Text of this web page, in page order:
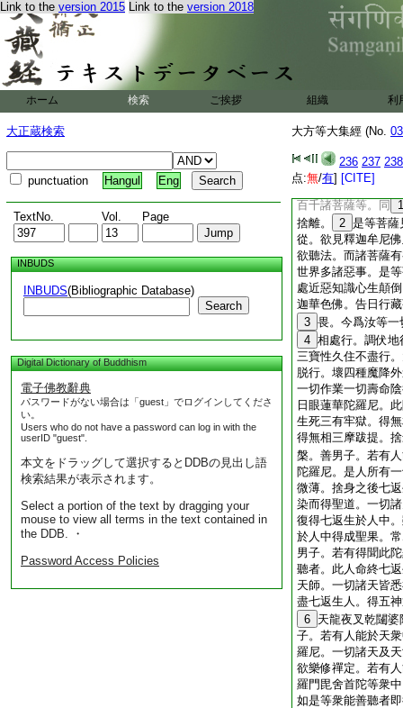
Link to the version 2015 Link to the version 2018
ホーム 検索 ご挨拶 組織 利
大正蔵検索
punctuation Hangul Eng
TextNo. Vol. Page
INBUDS
INBUDS(Bibliographic Database)
Search
Digital Dictionary of Buddhism
電子佛教辭典
パスワードがない場合は「guest」でログインしてくださ
い。
Users who do not have a password can log in with the
userID "guest".
本文をドラッグして選択するとDDBの見出し語
検索結果が表示されます。
Select a portion of the text by dragging your
mouse to view all terms in the text contained in
the DDB. ・
Password Access Policies
大方等大集經 (No.
236 237 238
点:無/有] [CITE]
薩默然不答。爾時
故默然。如是三問
如是。我於彼刹爲
羅詰。彼諸衆生皆
作炎摩･兜率･化樂
餘刹。或作龍王･阿
王･摩睺羅王如是等
支佛身。或作人王･
身･女人身･童男身
生身･餓鬼身･地獄
百千諸菩薩等。同
1
捨離。
2 是等菩薩
從。欲見釋迦牟尼
欲聽法。而諸菩薩
世界多諸惡事。是
處近惡知識心生顛
迦華色佛。告日行
3 畏。今爲汝等
4 相處行。調伏
三寶性久住不盡行
脱行。壞四種魔降
一切作業一切壽命
日眼蓮華陀羅尼。
生死三有牢獄。得
得無相三摩跋提。
槃。善男子。若有
陀羅尼。是人所有
微薄。捨身之後七
染而得聖道。一切
復得七返生於人中
於人中得成聖果。
男子。若有得聞此
聽者。此人命終七
天師。一切諸天皆
盡七返生人。得五
6 天龍夜叉乾闥
子。若有人能於天
羅尼。一切諸天及
欲樂修禪定。若有
羅門毘舍首陀等衆
如是等衆能善聽者